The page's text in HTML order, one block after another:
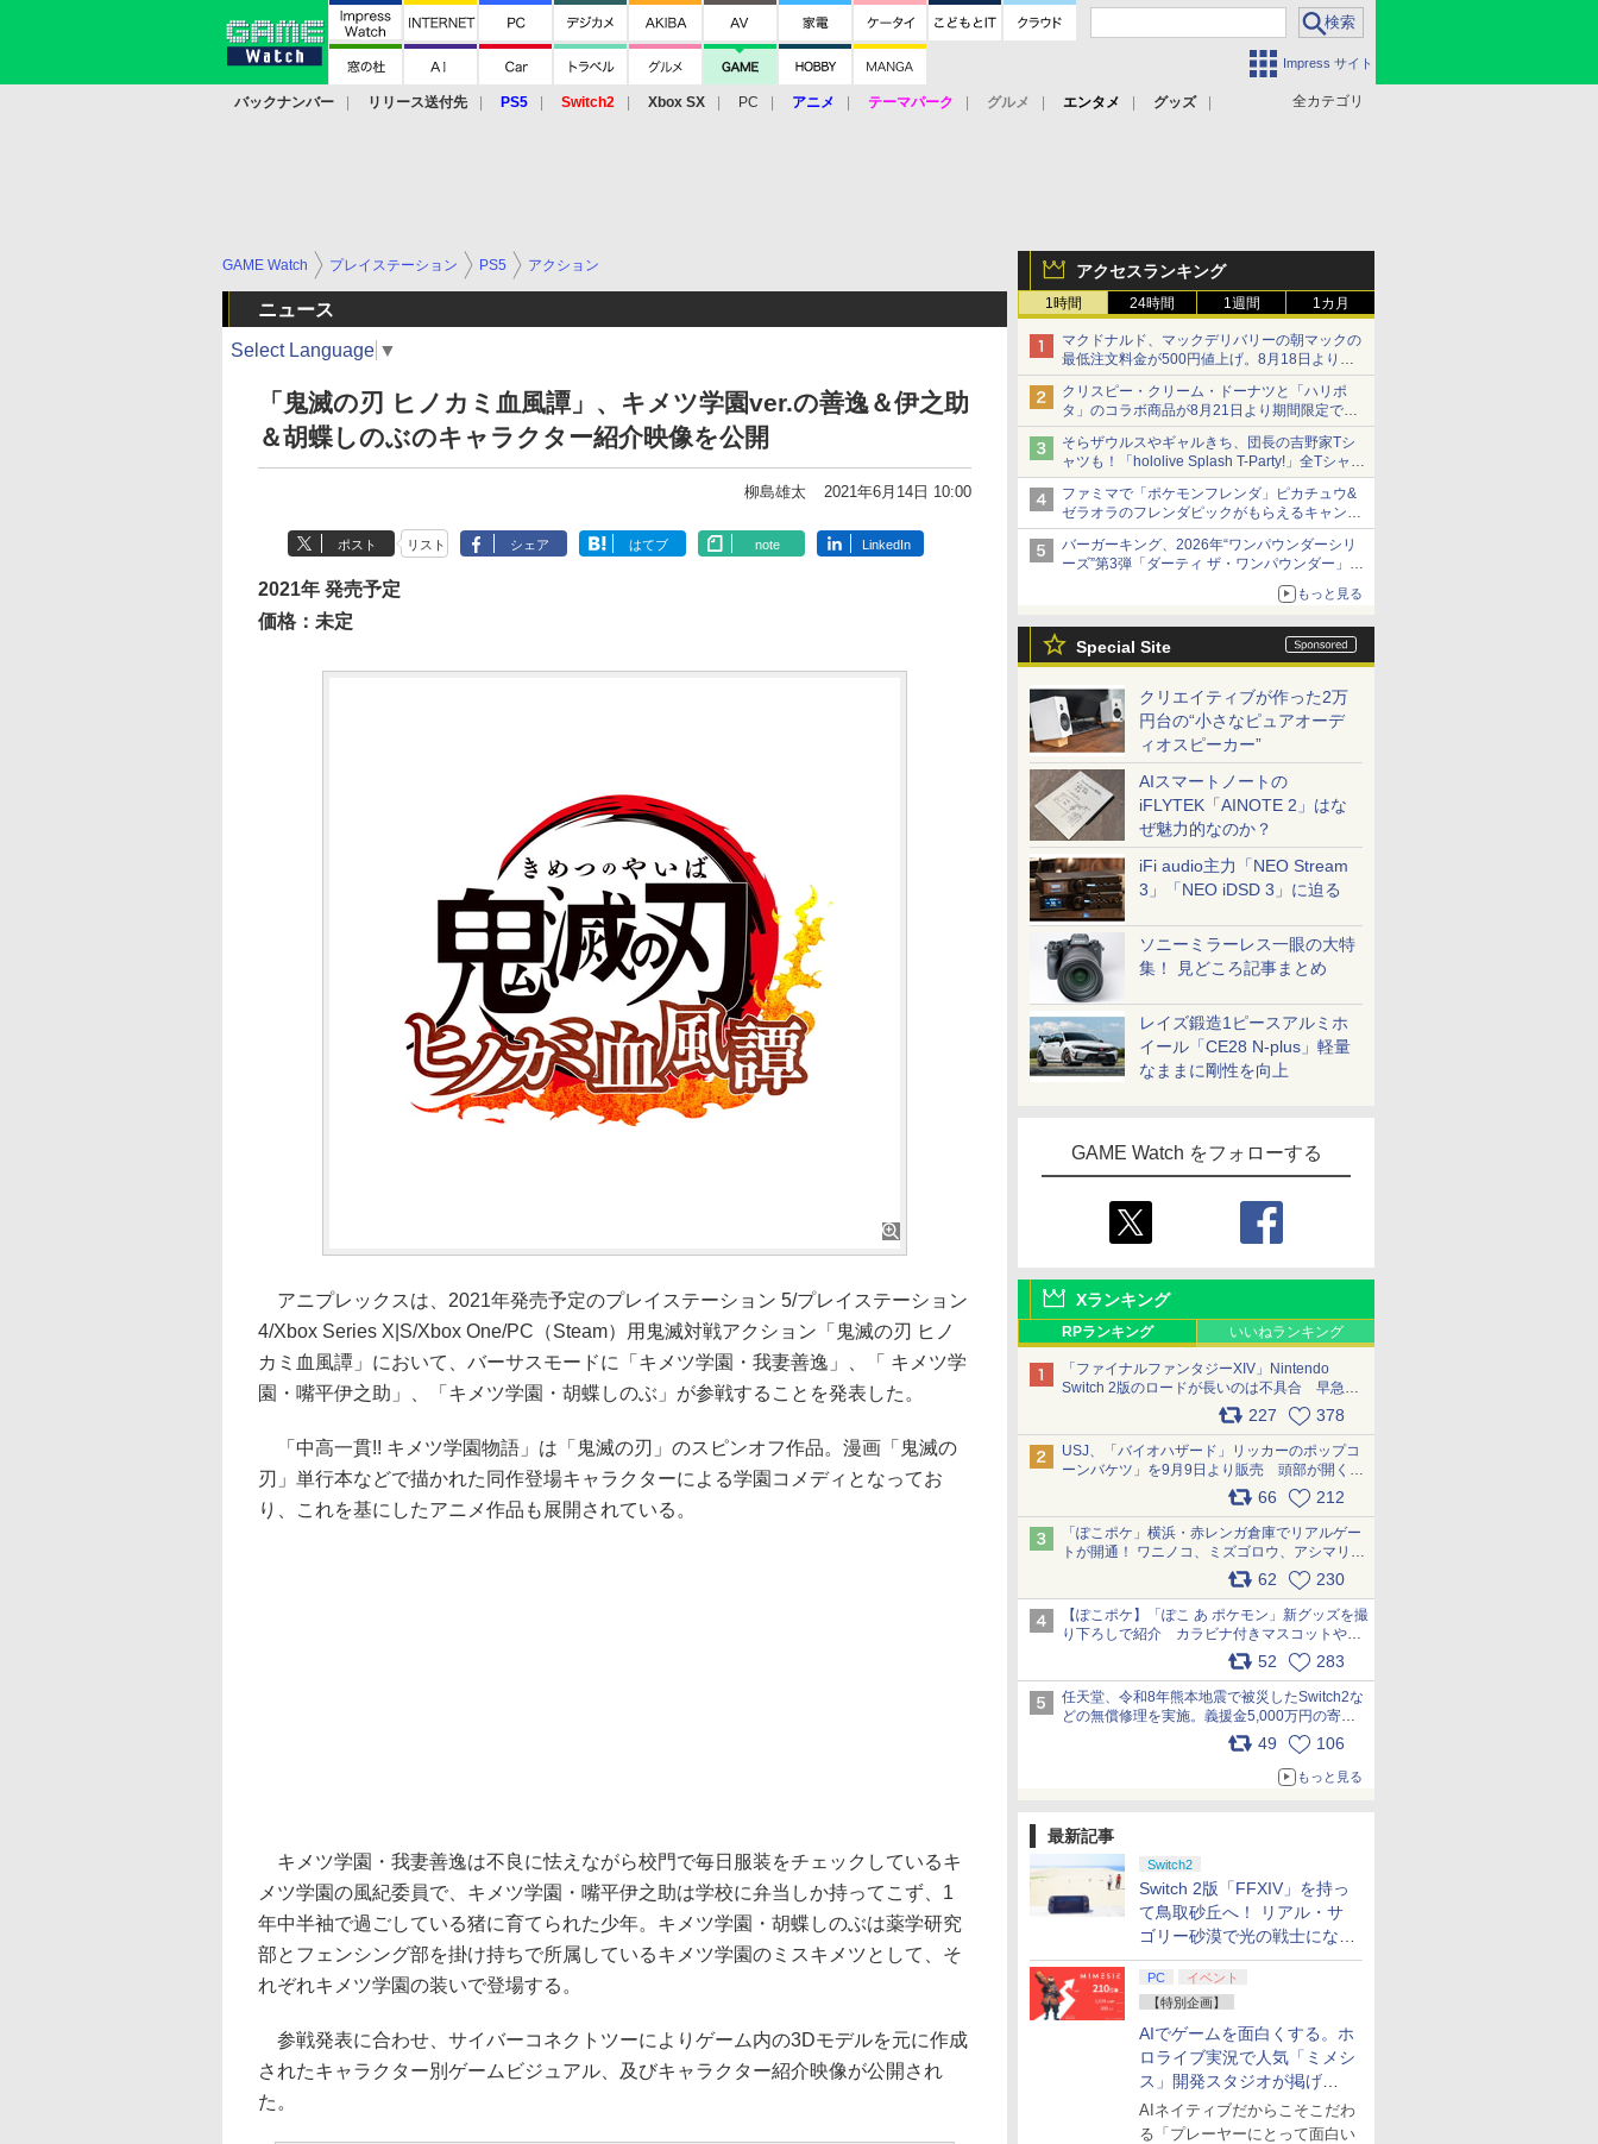
Impress サイト
全カテゴリ
バックナンバー リリース送付先 PS5 Switch2 Xbox SX PC アニメ テーマパーク グルメ エンタメ
グッズ
アクセスランキング
1時間 24時間 1週間 1カ月
マクドナルド、マックデリバリーの朝マックの
最低注文料金が500円値上げ。8月18日より
1,500円から受付
クリスピー・クリーム・ドーナツと「ハリポ
タ」のコラボ商品が8月21日より期間限定で発
売
組分け帽子ドーナツなど見た目も楽しい商品が
登場
そらザウルスやギャルきち、団長の吉野家Tシ
ャツも！「hololive Splash T-Party!」全Tシャツ
ラインナップ公開＆オンライン販売開始
ファミマで「ポケモンフレンダ」ピカチュウ&
ゼラオラのフレンダピックがもらえるキャンペ
ーン開催！
バーガーキング、2026年“ワンパウンダーシリ
ーズ”第3弾「ダーティ ザ・ワンパウンダー」を
「特製ガーリックマヨソース」を使用した超大
もっと見る
Special Site
クリエイティブが作った2万
円台の“小さなピュアオーデ
ィオスピーカー”
AIスマートノートの
iFLYTEK「AINOTE 2」はな
ぜ魅力的なのか？
iFi audio主力「NEO Stream
3」「NEO iDSD 3」に迫る
ソニーミラーレス一眼の大特
集！ 見どころ記事まとめ
レイズ鍛造1ピースアルミホ
イール「CE28 N-plus」軽量
なままに剛性を向上
GAME Watch をフォローする
Xランキング
RPランキング いいねランキング
「ファイナルファンタジーXIV」Nintendo
Switch 2版のロードが長いのは不具合 早急に
アップデートできるよう対応中227 378
USJ、「バイオハザード」リッカーのポップコ
ーンバケツ」を9月9日より販売 頭部が開く仕
組み。味は恐怖を堪のう「味噌フレーバー」
66 212
「ぽこポケ」横浜・赤レンガ倉庫でリアルゲー
トが開通！ ワニノコ、ミズゴロウ、アシマリ登
場シーンをレポート pic.x.com/LDgEByVl6D
62 230
【ぽこポケ】「ぽこ あ ポケモン」新グッズを撮
り下ろしで紹介 カラビナ付きマスコットやス
52 283
任天堂、令和8年熊本地震で被災したSwitch2な
どの無償修理を実施。義援金5,000万円の寄付
も発表 pic.x.com/BAYsMfUfUC
49 106
もっと見る
最新記事
Switch2
Switch 2版「FFXIV」を持っ
て鳥取砂丘へ！ リアル・サ
ゴリー砂漠で光の戦士になっ
てみた
PC
イベント
【特別企画】
AIでゲームを面白くする。ホ
ロライブ実況で人気「ミメシ
ス」開発スタジオが掲げ
る“AI活用の信念”とは？【講
演レポート】
AIネイティブだからこそこだわ
る「プレーヤーにとって面白い
GAME Watch プレイステーション PS5 アクション
ニュース
Select Language ▼
「鬼滅の刃 ヒノカミ血風譚」、キメツ学園ver.の善逸＆伊之助
＆胡蝶しのぶのキャラクター紹介映像を公開
柳島雄太 2021年6月14日 10:00
ポスト リスト シェア はてブ note LinkedIn
2021年 発売予定
価格：未定
アニプレックスは、2021年発売予定のプレイステーション 5/プレイステーション
4/Xbox Series X|S/Xbox One/PC（Steam）用鬼滅対戦アクション「鬼滅の刃 ヒノ
カミ血風譚」において、バーサスモードに「キメツ学園・我妻善逸」、「 キメツ学
園・嘴平伊之助」、「キメツ学園・胡蝶しのぶ」が参戦することを発表した。
「中高一貫!! キメツ学園物語」は「鬼滅の刃」のスピンオフ作品。漫画「鬼滅の
刃」単行本などで描かれた同作登場キャラクターによる学園コメディとなってお
り、これを基にしたアニメ作品も展開されている。
キメツ学園・我妻善逸は不良に怯えながら校門で毎日服装をチェックしているキ
メツ学園の風紀委員で、キメツ学園・嘴平伊之助は学校に弁当しか持ってこず、1
年中半袖で過ごしている猪に育てられた少年。キメツ学園・胡蝶しのぶは薬学研究
部とフェンシング部を掛け持ちで所属しているキメツ学園のミスキメツとして、そ
れぞれキメツ学園の装いで登場する。
参戦発表に合わせ、サイバーコネクトツーによりゲーム内の3Dモデルを元に作成
されたキャラクター別ゲームビジュアル、及びキャラクター紹介映像が公開され
た。